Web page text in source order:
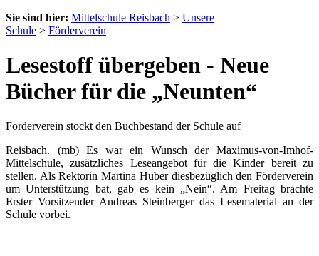
Sie sind hier: Mittelschule Reisbach > Unsere
Schule > Förderverein
Lesestoff übergeben - Neue
Bücher für die „Neunten“
Förderverein stockt den Buchbestand der Schule auf
Reisbach. (mb) Es war ein Wunsch der Maximus-von-Imhof-
Mittelschule, zusätzliches Leseangebot für die Kinder bereit zu
stellen. Als Rektorin Martina Huber diesbezüglich den Förderverein
um Unterstützung bat, gab es kein „Nein“. Am Freitag brachte
Erster Vorsitzender Andreas Steinberger das Lesematerial an der
Schule vorbei.